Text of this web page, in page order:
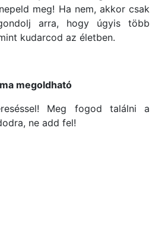
meg! Ha nem, akkor csak
arra, hogy úgyis több
kudarcod az életben.
megoldható
Meg fogod találni a
ne add fel!